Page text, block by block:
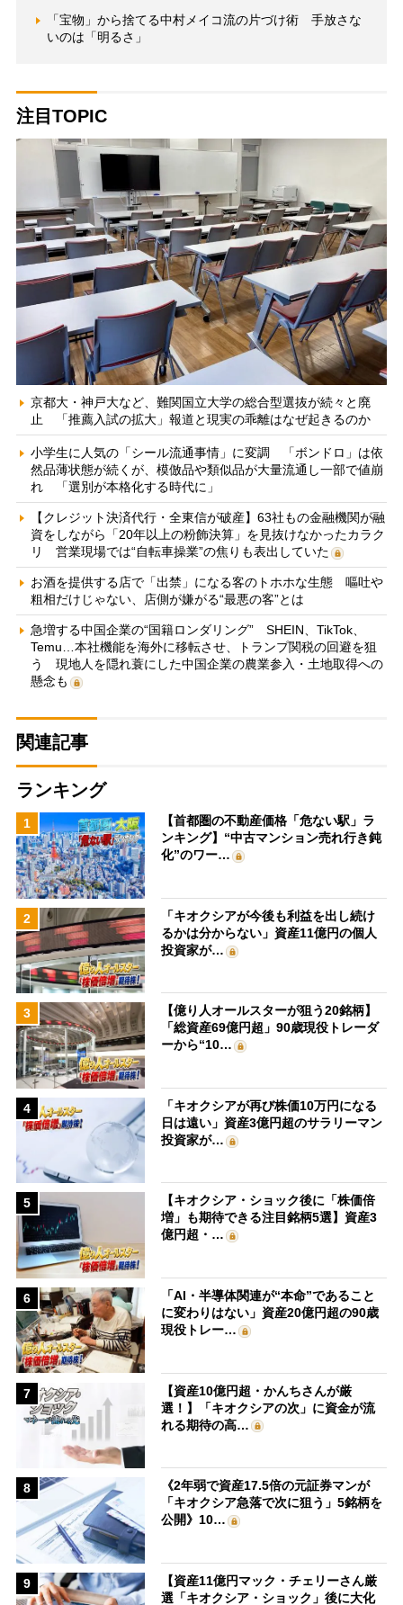
「宝物」から捨てる中村メイコ流の片づけ術 手放さな
いのは「明るさ」
注目TOPIC
京都大・神戸大など、難関国立大学の総合型選抜が続々と廃
止 「推薦入試の拡大」報道と現実の乖離はなぜ起きるのか
小学生に人気の「シール流通事情」に変調 「ボンドロ」は依
然品薄状態が続くが、模倣品や類似品が大量流通し一部で値崩
れ 「選別が本格化する時代に」
【クレジット決済代行・全東信が破産】63社もの金融機関が融
資をしながら「20年以上の粉飾決算」を見抜けなかったカラク
リ 営業現場では“自転車操業”の焦りも表出していた
お酒を提供する店で「出禁」になる客のトホホな生態 嘔吐や
粗相だけじゃない、店側が嫌がる“最悪の客”とは
急増する中国企業の“国籍ロンダリング” SHEIN、TikTok、
Temu…本社機能を海外に移転させ、トランプ関税の回避を狙
う 現地人を隠れ蓑にした中国企業の農業参入・土地取得への
懸念も
関連記事
ランキング
1
【首都圏の不動産価格「危ない駅」ラ
ンキング】“中古マンション売れ行き鈍
化”のワー…
2
「キオクシアが今後も利益を出し続け
るかは分からない」資産11億円の個人
投資家が…
3
【億り人オールスターが狙う20銘柄】
「総資産69億円超」90歳現役トレーダ
ーから“10…
4
「キオクシアが再び株価10万円になる
日は遠い」資産3億円超のサラリーマン
投資家が…
5
【キオクシア・ショック後に「株価倍
増」も期待できる注目銘柄5選】資産3
億円超・…
6
「AI・半導体関連が“本命”であること
に変わりはない」資産20億円超の90歳
現役トレー…
7
【資産10億円超・かんちさんが厳
選！】「キオクシアの次」に資金が流
れる期待の高…
8
《2年弱で資産17.5倍の元証券マンが
「キオクシア急落で次に狙う」5銘柄を
公開》10…
9
【資産11億円マック・チェリーさん厳
選「キオクシア・ショック」後に大化